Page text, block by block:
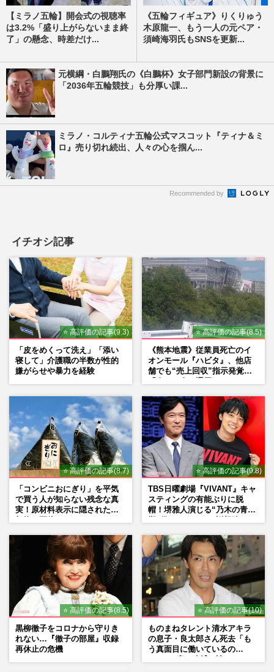
【ミラノ五輪】開会式の視聴率
は3.2%「盛り上がらないまま終
了」の懸念、時差だけ...
《五輪フィギュア》りくりゅう
木原龍一、もう一人の元ペア・
須崎海羽氏もSNSを更新...
元横綱・白鵬翔氏の《白鵬杯》女子部門新設の背景に
「2036年五輪競技」も分厚い課...
ミラノ・コルティナ五輪公式マスコット『ティナ＆ミ
ロ』売り切れ続出、人々の心を掴ん...
Recommended by
イチオシ記事
⭐ 高評価の記事(9.3)
「皮をめくって洗え」「添い
寝して」介護職の半数が性的
嫌がらせや暴力を経験
⭐ 高評価の記事(8.5)
《熊本地震》従業員死亡のイ
オンモール『ハビタ』、他店
舗でも“売上回収”指示発覚で
⭐ 高評価の記事(8.7)
「コンビニおにぎり」を平気
で買う人が知らない残念な真
実！原材料表示に隠された添
⭐ 高評価の記事(9.8)
TBS日曜劇場『VIVANT』キャ
スティングの有能ぶりに脱
帽！堺雅人演じる“乃木の青年
マン長男・櫻井海音だった
⭐ 高評価の記事(8.5)
黒柳徹子をコロナから守りき
れない…『徹子の部屋』収録
再休止の危機
⭐ 高評価の記事(10)
ものまねタレント清水アキラ
の息子・良太郎さん死去「も
う真面目に働いているの